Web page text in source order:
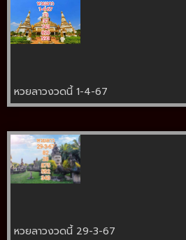
หวยลาวงวดนี้ 1-4-67
หวยลาวงวดนี้ 29-3-67